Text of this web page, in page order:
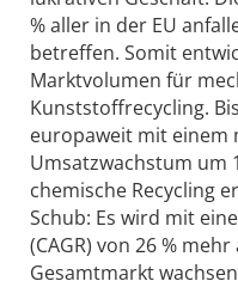
% aller in der EU
betreffen. Somit
Marktvolumen für
Kunststoffrecycling.
europaweit mit einem
Umsatzwachstum um
chemische Recycling
Schub: Es wird mit
(CAGR) von 26 %
Gesamtmarkt